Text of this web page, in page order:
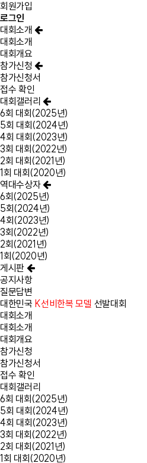
회원가입
로그인
대회소개
대회소개
대회개요
참가신청
참가신청서
접수 확인
대회갤러리
6회 대회(2025년)
5회 대회(2024년)
4회 대회(2023년)
3회 대회(2022년)
2회 대회(2021년)
1회 대회(2020년)
역대수상자
6회(2025년)
5회(2024년)
4회(2023년)
3회(2022년)
2회(2021년)
1회(2020년)
게시판
공지사항
질문답변
대한민국 K선비한복 모델 선발대회
대회소개
대회소개
대회개요
참가신청
참가신청서
접수 확인
대회갤러리
6회 대회(2025년)
5회 대회(2024년)
4회 대회(2023년)
3회 대회(2022년)
2회 대회(2021년)
1회 대회(2020년)